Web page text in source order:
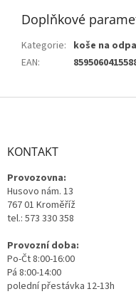
Doplňkové
Kategorie: koše na
EAN:
Z
KONTAKT
Provozovna:
Husovo nám. 13
767 01 Kroměříž
tel.: 573 330 358
Provozní doba:
Po-Čt 8:00-16:00
Pá 8:00-14:00
polední přestávka 12-13h